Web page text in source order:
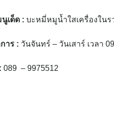
นูเด็ด : บะหมี่หมูน้ำใสเครื่องในร
าร : วันจันทร์ – วันเสาร์ เวลา
: 089 – 9975512